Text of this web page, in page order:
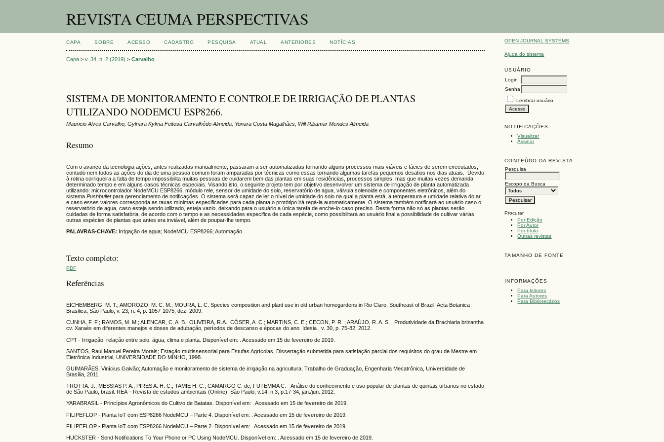
REVISTA CEUMA PERSPECTIVAS
OPEN JOURNAL SYSTEMS
Ajuda do sistema
USUÁRIO
Login
Senha
Lembrar usuário
NOTIFICAÇÕES
Visualizar
Assinar
CONTEÚDO DA REVISTA
Pesquisa
Escopo da Busca
Procurar
Por Edição
Por Autor
Por título
Outras revistas
TAMANHO DE FONTE
INFORMAÇÕES
Para leitores
Para Autores
Para Bibliotecários
CAPA SOBRE ACESSO CADASTRO PESQUISA ATUAL ANTERIORES NOTÍCIAS
Capa >v. 34, n. 2 (2019) >Carvalho
SISTEMA DE MONITORAMENTO E CONTROLE DE IRRIGAÇÃO DE PLANTAS
UTILIZANDO NODEMCU ESP8266.
Mauricio Alves Carvalho, Gylnara Kylma Feitosa Carvalhêdo Almeida, Yonara Costa Magalhães, Will Ribamar Mendes Almeida
Resumo
Com o avanço da tecnologia ações, antes realizadas manualmente, passaram a ser automatizadas tornando alguns processos mais viáveis e fácies de serem executados,
contudo nem todos as ações do dia de uma pessoa comum foram amparadas por técnicas como essas tornando algumas tarefas pequenos desafios nos dias atuais. Devido
à rotina corriqueira a falta de tempo impossibilita muitas pessoas de cuidarem bem das plantas em suas residências, processos simples, mas que muitas vezes demanda
determinado tempo e em alguns casos técnicas especiais. Visando isto, o seguinte projeto tem por objetivo desenvolver um sistema de irrigação de planta automatizada
utilizando: microcontrolador NodeMCU ESP8266, módulo rele, sensor de umidade do solo, reservatório de agua, válvula solenoide e componentes eletrônicos, além do
sistemaPushbulletpara gerenciamento de notificações. O sistema será capaz de ler o nível de umidade do solo na qual a planta está, a temperatura e umidade relativa do ar
e caso esses valores corresponda as taxas mínimas especificadas para cada planta o protótipo irá regá-la automaticamente. O sistema também notificará ao usuário caso o
reservatório de agua, caso esteja sendo utilizado, esteja vazio, deixando para o usuário a única tarefa de enche-lo caso preciso. Desta forma não só as plantas serão
cuidadas de forma satisfatória, de acordo com o tempo e as necessidades especifica de cada espécie, como possibilitará ao usuário final a possibilidade de cultivar várias
outras espécies de plantas que antes era inviável, além de poupar-lhe tempo.
PALAVRAS-CHAVE: Irrigação de agua; NodeMCU ESP8266; Automação.
Texto completo:
PDF
Referências
EICHEMBERG, M. T.; AMOROZO, M. C. M.; MOURA, L. C. Species composition and plant use in old urban homegardens in Rio Claro, Southeast of Brazil. Acta Botanica
Brasilica, São Paulo, v. 23, n. 4, p. 1057-1075, dez. 2009.
CUNHA, F. F.; RAMOS, M. M.; ALENCAR, C. A. B.; OLIVEIRA, R.A.; CÓSER, A. C.; MARTINS, C. E.; CECON, P. R. ; ARAÚJO, R. A. S. . Produtividade da Brachiaria brizantha
cv. Xaraés em diferentes manejos e doses de adubação, períodos de descanso e épocas do ano. Idesia , v. 30, p. 75-82, 2012.
CPT - Irrigação: relação entre solo, água, clima e planta. Disponível em: . Acessado em 15 de fevereiro de 2019.
SANTOS, Raul Manuel Pereira Morais; Estação multissensorial para Estufas Agrícolas, Dissertação submetida para satisfação parcial dos requisitos do grau de Mestre em
Eletrônica Industrial, UNIVERSIDADE DO MINHO, 1998.
GUIMARÃES, Vinícius Galvão; Automação e monitoramento de sistema de irrigação na agricultura, Trabalho de Graduação, Engenharia Mecatrônica, Universidade de
Brasília, 2011.
TROTTA. J.; MESSIAS P. A.; PIRES A. H. C.; TAMIE H. C.; CAMARGO C. de; FUTEMMA C. - Análise do conhecimento e uso popular de plantas de quintais urbanos no estado
de São Paulo, brasil. REA – Revista de estudos ambientais (Online), São Paulo, v.14, n.3, p.17-34, jan./jun. 2012.
YARABRASIL - Princípios Agronômicos do Cultivo de Batatas. Disponível em: . Acessado em 15 de fevereiro de 2019.
FILIPEFLOP - Planta IoT com ESP8266 NodeMCU – Parte 4. Disponível em: . Acessado em 15 de fevereiro de 2019.
FILIPEFLOP - Planta IoT com ESP8266 NodeMCU – Parte 2. Disponível em: . Acessado em 15 de fevereiro de 2019.
HUCKSTER - Send Notifications To Your Phone or PC Using NodeMCU. Disponível em: . Acessado em 15 de fevereiro de 2019.